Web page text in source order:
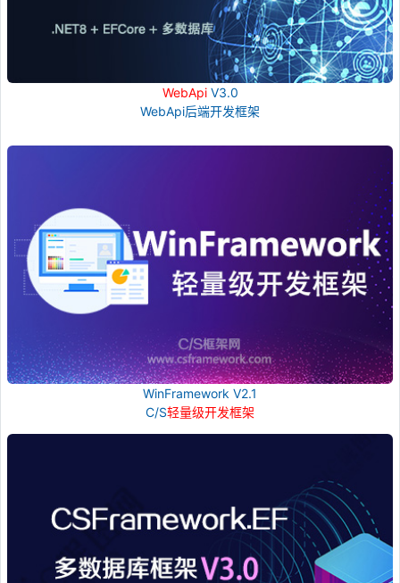
WebApiV3.0
WebApi后端开发框架
WinFramework V2.1
C/S轻量级开发框架